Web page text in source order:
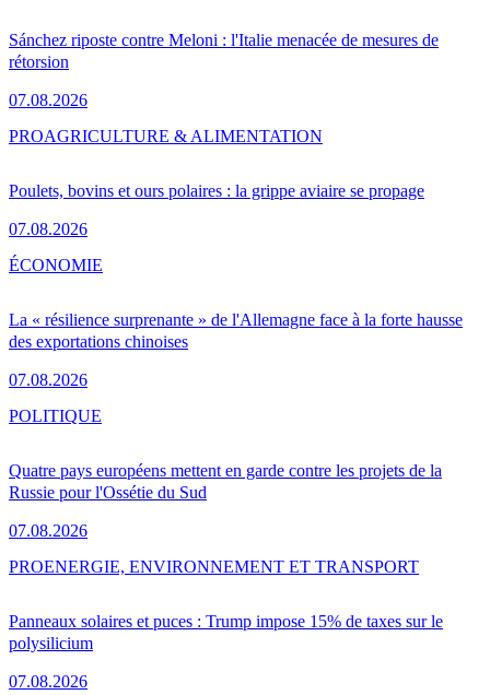
Sánchez riposte contre Meloni : l'Italie menacée de mesures de
rétorsion
07.08.2026
Poulets, bovins et ours polaires : la grippe aviaire se propage
07.08.2026
PROAGRICULTURE & ALIMENTATION
La « résilience surprenante » de l'Allemagne face à la forte hausse
des exportations chinoises
07.08.2026
ÉCONOMIE
Quatre pays européens mettent en garde contre les projets de la
Russie pour l'Ossétie du Sud
07.08.2026
POLITIQUE
Panneaux solaires et puces : Trump impose 15% de taxes sur le
polysilicium
07.08.2026
PROENERGIE, ENVIRONNEMENT ET TRANSPORT